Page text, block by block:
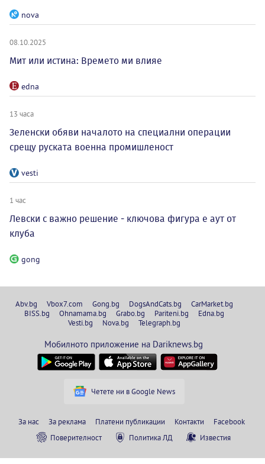
nova
08.10.2025
Мит или истина: Времето ми влияе
edna
13 часа
Зеленски обяви началото на специални операции
срещу руската военна промишленост
vesti
1 час
Левски с важно решение - ключова фигура е аут от
клуба
gong
Abv.bg Vbox7.com Gong.bg DogsAndCats.bg
CarMarket.bg
BISS.bg
Ohnamama.bg Grabo.bg Pariteni.bg
Edna.bg
Vesti.bg
Nova.bg Telegraph.bg
Мобилното приложение на Dariknews.bg
Четете ни в Google News
За нас За реклама Платени публикации Контакти
Facebook
Поверителност
Политика ЛД Известия